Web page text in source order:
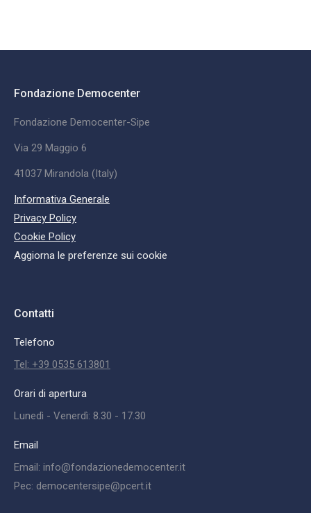
Fondazione Democenter
Fondazione Democenter-Sipe
Via 29 Maggio 6
41037 Mirandola (Italy)
Informativa Generale
Privacy Policy
Cookie Policy
Aggiorna le preferenze sui cookie
Contatti
Telefono
Tel: +39 0535 613801
Orari di apertura
Lunedì - Venerdì: 8.30 - 17.30
Email
Email: info@fondazionedemocenter.it
Pec: democentersipe@pcert.it